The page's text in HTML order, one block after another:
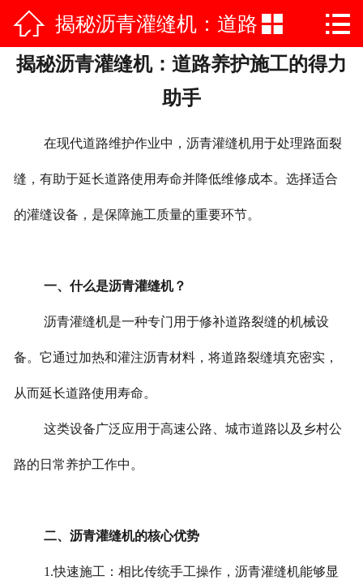
 网站首页
公司简介
荣誉资质
公司实力
联系我们
 揭秘沥青灌缝机：道路
养护施工的得力助手
 
揭秘沥青灌缝机：道路养护施工的得力
助手
在现代道路维护作业中，沥青灌缝机用于处理路面裂
缝，有助于延长道路使用寿命并降低维修成本。选择适合
的灌缝设备，是保障施工质量的重要环节。
一、什么是沥青灌缝机？
沥青灌缝机是一种专门用于修补道路裂缝的机械设
备。它通过加热和灌注沥青材料，将道路裂缝填充密实，
从而延长道路使用寿命。
这类设备广泛应用于高速公路、城市道路以及乡村公
路的日常养护工作中。
二、沥青灌缝机的核心优势
1.快速施工：相比传统手工操作，沥青灌缝机能够显